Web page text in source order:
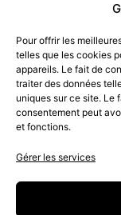
Pour offrir les
telles que les cookies
appareils. Le fait de
traiter des données
uniques sur ce site. Le
consentement peut
et fonctions.
Gérer les services